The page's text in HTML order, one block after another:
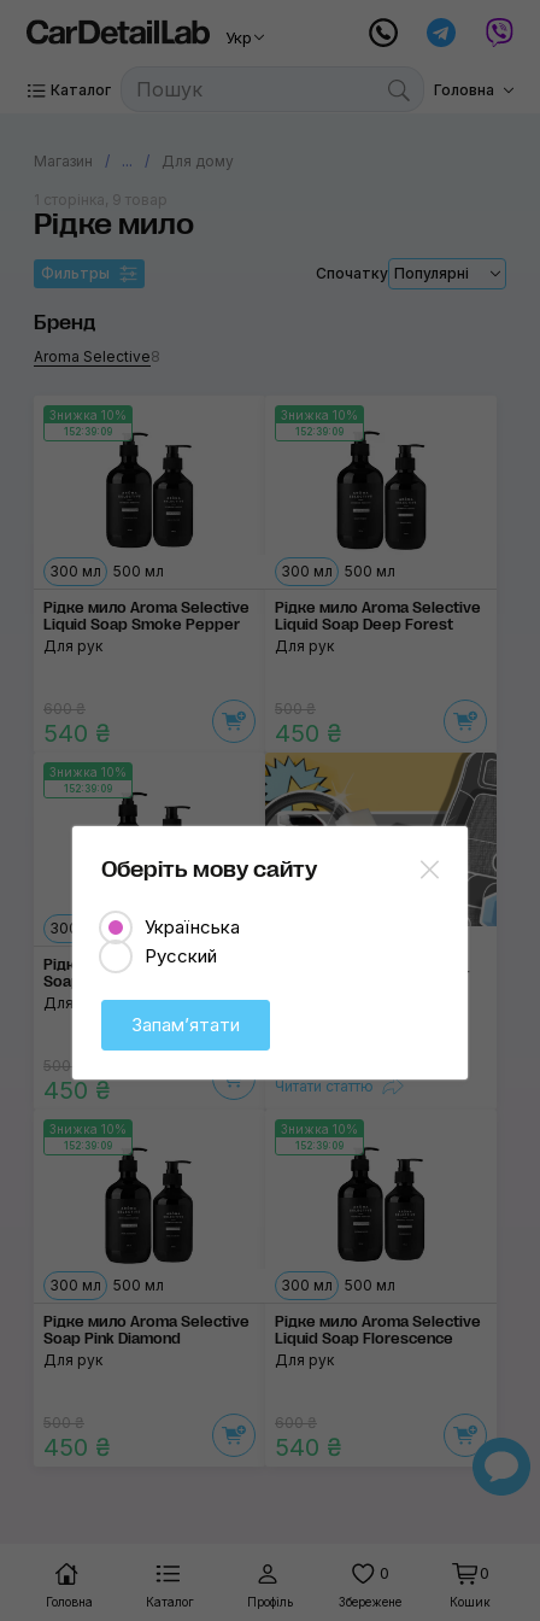
Укр
Каталог Головна
Магазин ... Для дому
Рідке мило
1 сторінка, 9 товар
Фильтры Спочатку Популярні
Бренд
Aroma Selective8
Знижка 10%
152:39:09
300 мл 500 мл
Рідке мило Aroma Selective
Liquid Soap Smoke Pepper
Для рук
600 ₴
540 ₴
Знижка 10%
152:39:09
300 мл 500 мл
Рідке мило Aroma Selective
Liquid Soap Deep Forest
Для рук
500 ₴
450 ₴
Знижка 10%
152:39:09
300 мл 500 мл
Рідке мило Aroma Selective
Soap White Musk
Для рук
500 ₴
450 ₴
догляда­ти за шкі­рою, тка­
Читати статтю
Знижка 10%
152:39:09
300 мл 500 мл
Рідке мило Aroma Selective
Soap Pink Diamond
Для рук
500 ₴
450 ₴
Знижка 10%
152:39:09
300 мл 500 мл
Рідке мило Aroma Selective
Liquid Soap Florescence
Для рук
600 ₴
540 ₴
Головна Каталог Профіль
0
Збережене
0
Кошик
Оберіть мову сайту
Українська
Русский
Запамʼятати